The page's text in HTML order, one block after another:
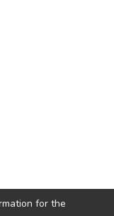
for the